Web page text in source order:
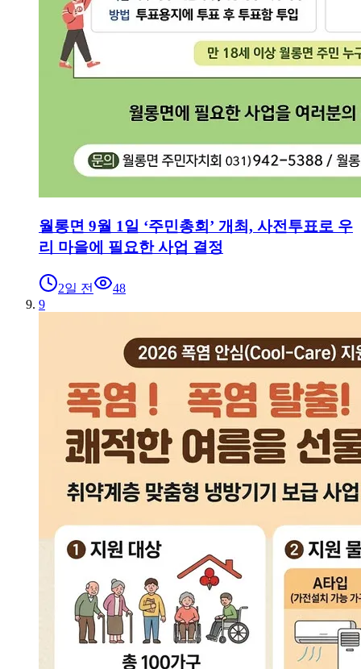
월롱면 9월 1일 ‘주민총회’ 개최, 사전투표로 우
리 마을에 필요한 사업 결정
2일 전
48
9